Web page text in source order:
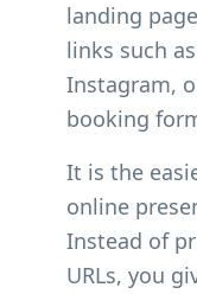
landing
links such
Instagram,
booking
It is the
online
Instead of
URLs, you